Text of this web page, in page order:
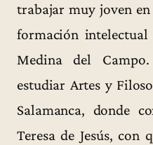
trabajar muy joven
formación
Medina del
estudiar Artes y
Salamanca, donde
Teresa de Jesús, con